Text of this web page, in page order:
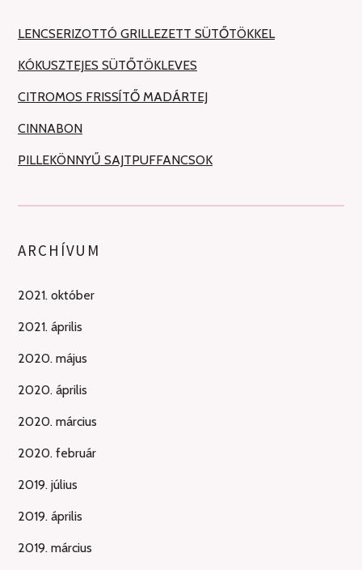
LENCSERIZOTTÓ GRILLEZETT SÜTŐTÖKKEL
KÓKUSZTEJES SÜTŐTÖKLEVES
CITROMOS FRISSÍTŐ MADÁRTEJ
CINNABON
PILLEKÖNNYŰ SAJTPUFFANCSOK
ARCHÍVUM
2021. október
2021. április
2020. május
2020. április
2020. március
2020. február
2019. július
2019. április
2019. március